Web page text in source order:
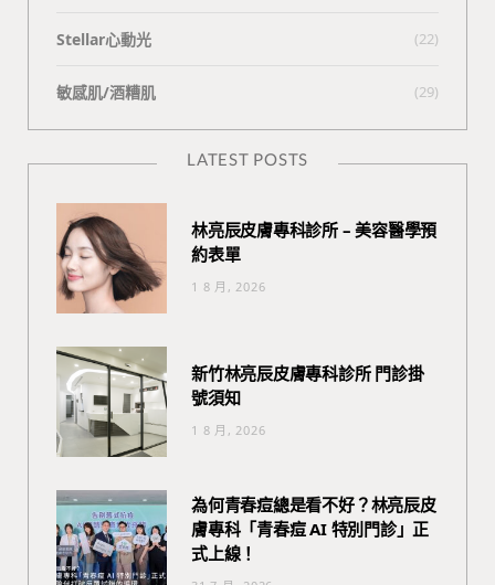
Stellar心動光 (22)
敏感肌/酒糟肌 (29)
LATEST POSTS
林亮辰皮膚專科診所 – 美容醫學預
約表單
1 8 月, 2026
新竹林亮辰皮膚專科診所 門診掛
號須知
1 8 月, 2026
為何青春痘總是看不好？林亮辰皮
膚專科「青春痘 AI 特別門診」正
式上線！